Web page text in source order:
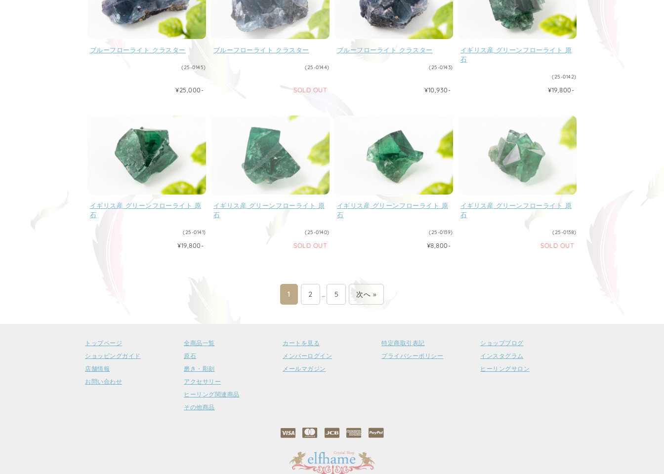
ブルーフローライト クラスター
(25-0145)
¥25,000-
ブルーフローライト クラスター
(25-0144)
SOLD OUT
ブルーフローライト クラスター
(25-0143)
¥10,930-
イギリス産 グリーンフローライト 原
石
(25-0142)
¥19,800-
イギリス産 グリーンフローライト 原
石
(25-0141)
¥19,800-
イギリス産 グリーンフローライト 原
石
(25-0140)
SOLD OUT
イギリス産 グリーンフローライト 原
石
(25-0139)
¥8,800-
イギリス産 グリーンフローライト 原
石
(25-0138)
SOLD OUT
1 2 … 5 次へ »
トップページ
ショッピングガイド
店舗情報
お問い合わせ
全商品一覧
原石
磨き・彫刻
アクセサリー
ヒーリング関連商品
その他商品
カートを見る
メンバーログイン
メールマガジン
特定商取引表記
プライバシーポリシー
ショップブログ
インスタグラム
ヒーリングサロン